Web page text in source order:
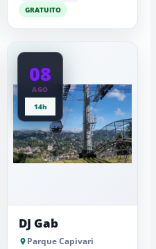
GRATUITO
08
AGO
14h
DJ Gab
Parque Capivari